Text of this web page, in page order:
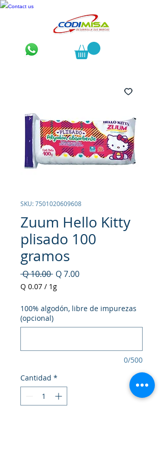
Contact us
SKU: 7501020609608
Zuum Hello Kitty
plisado 100
gramos
Q 10.00 Precio
Q 7.00Precio
Q 0.07 / 1g
por
1
Gramo
100% algodón, libre de impurezas
(opcional)
0/500
Cantidad *